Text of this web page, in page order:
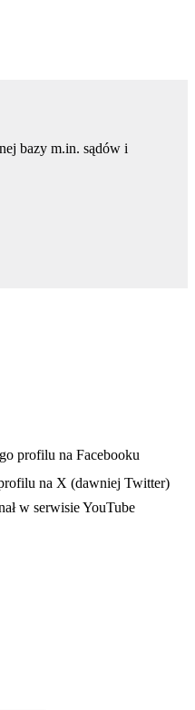
bazy m.in. sądów i
karcie
profilu na Facebooku
na X (dawniej Twitter)
karcie
w serwisie YouTube